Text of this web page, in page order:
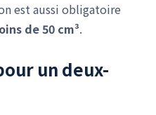
est aussi obligatoire
de 50 cm³.
un deux-